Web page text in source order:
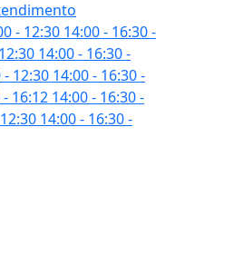
- 12:30 14:00 - 16:30-
14:00 - 16:30-
- 12:30 14:00 - 16:30-
16:12 14:00 - 16:30-
14:00 - 16:30-